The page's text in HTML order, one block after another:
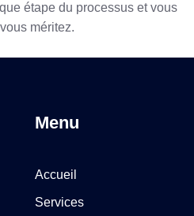
étape du processus et vous
méritez.
Menu
Accueil
Services